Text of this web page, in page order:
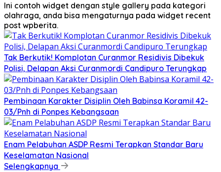
Ini contoh widget dengan style gallery pada kategori
olahraga, anda bisa mengaturnya pada widget recent
post wpberita.
Tak Berkutik! Komplotan Curanmor Residivis Dibekuk
Polisi, Delapan Aksi Curanmordi Candipuro Terungkap
Pembinaan Karakter Disiplin Oleh Babinsa Koramil 42-
03/Pnh di Ponpes Kebangsaan
Enam Pelabuhan ASDP Resmi Terapkan Standar Baru
Keselamatan Nasional
Selengkapnya